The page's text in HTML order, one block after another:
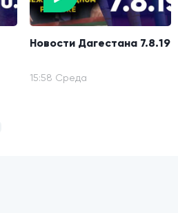
Новости Дагестана 7.8.19
15:58 Среда